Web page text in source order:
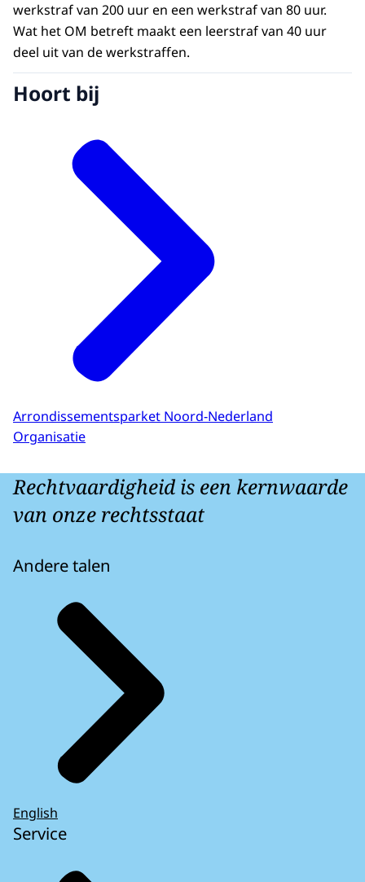
werkstraf van 200 uur en een werkstraf van 80 uur.
Wat het OM betreft maakt een leerstraf van 40 uur
deel uit van de werkstraffen.
Hoort bij
Arrondissementsparket Noord-Nederland
Organisatie
Rechtvaardigheid is een kernwaarde
van onze rechtsstaat
Andere talen
English
Service